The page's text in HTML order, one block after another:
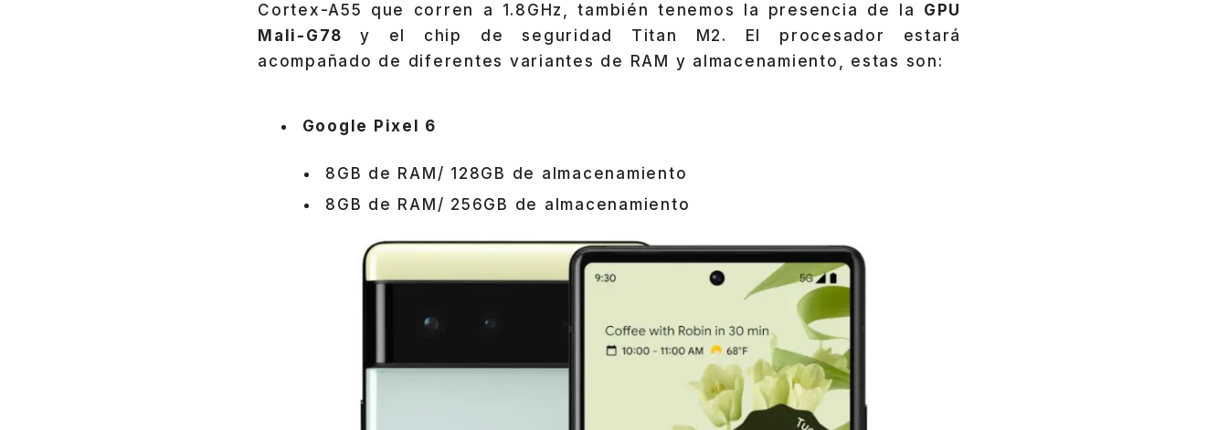
Cortex-A55 que corren a 1.8GHz, también tenemos la presencia de la GPU
Mali-G78 y el chip de seguridad Titan M2. El procesador estará
acompañado de diferentes variantes de RAM y almacenamiento, estas son:
Google Pixel 6
8GB de RAM/ 128GB de almacenamiento
8GB de RAM/ 256GB de almacenamiento